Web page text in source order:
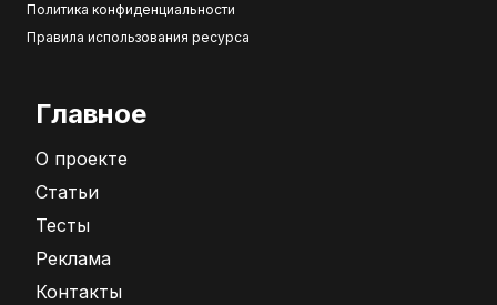
Политика конфиденциальности
Правила использования ресурса
Главное
О проекте
Статьи
Тесты
Реклама
Контакты